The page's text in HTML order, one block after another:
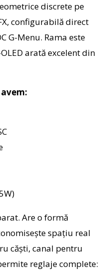
discrete pe
configurabilă direct
G-Menu. Rama este
arată excelent din
Are o formă
spațiu real
căști, canal pentru
reglaje complete: